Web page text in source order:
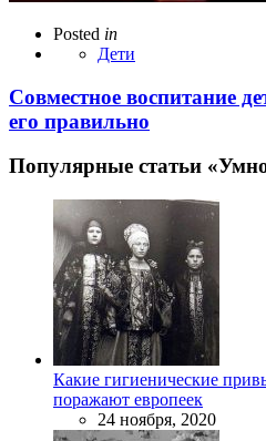
Posted in
Дети
Совместное воспитание
его правильно
Популярные статьи
Какие гигиенические
поражают европеек
24 ноября, 2020